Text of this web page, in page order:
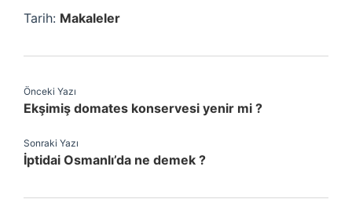
Tarih: Makaleler
Önceki Yazı
Ekşimiş domates konservesi yenir mi ?
Sonraki Yazı
İptidai Osmanlı’da ne demek ?